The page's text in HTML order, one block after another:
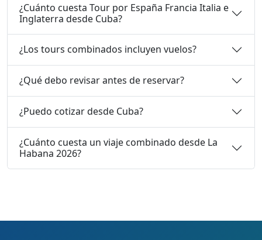
¿Cuánto cuesta Tour por España Francia Italia e
Inglaterra desde Cuba?
¿Los tours combinados incluyen vuelos?
¿Qué debo revisar antes de reservar?
¿Puedo cotizar desde Cuba?
¿Cuánto cuesta un viaje combinado desde La
Habana 2026?